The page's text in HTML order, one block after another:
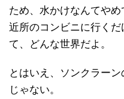
ため、水かけなんてやめ
近所のコンビニに行く
て、どんな世界だよ。
とはいえ、ソンクラー
じゃない。